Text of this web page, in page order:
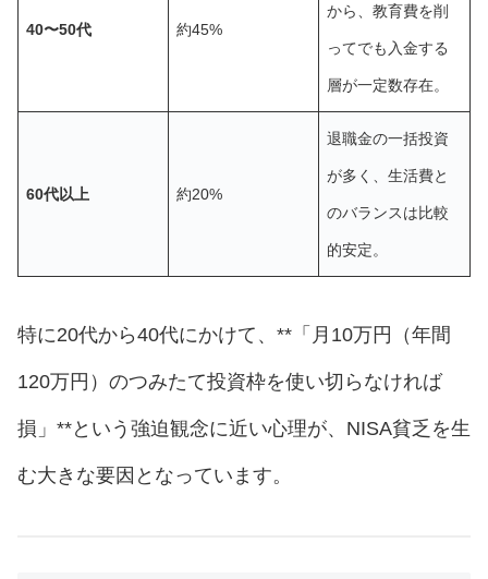
40〜50代 約45%
から、教育費を削
ってでも入金する
層が一定数存在。
60代以上 約20%
退職金の一括投資
が多く、生活費と
のバランスは比較
的安定。
特に20代から40代にかけて、**「月10万円（年間
120万円）のつみたて投資枠を使い切らなければ
損」**という強迫観念に近い心理が、NISA貧乏を生
む大きな要因となっています。